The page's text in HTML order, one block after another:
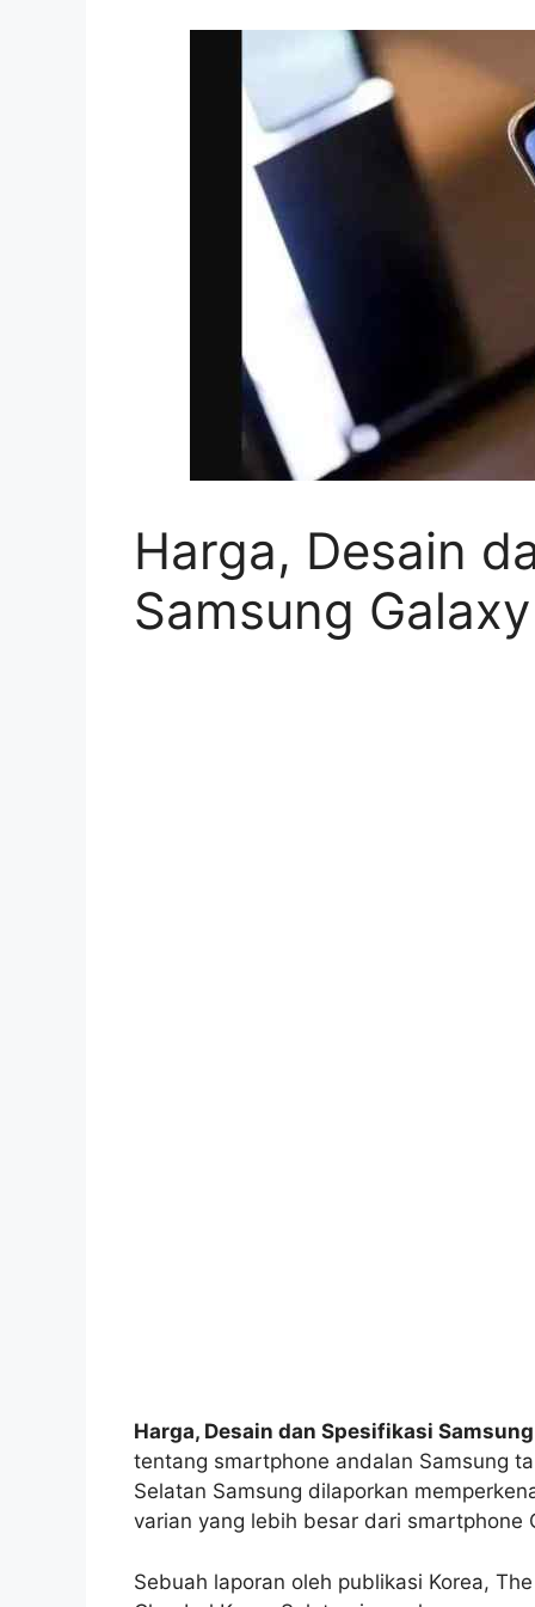
Harga, Desain
Samsung
Harga, Desain dan Spesifikasi
tentang smartphone andalan Samsung
Selatan Samsung dilaporkan
varian yang lebih besar dari smartphone
Sebuah laporan oleh publikasi Korea,